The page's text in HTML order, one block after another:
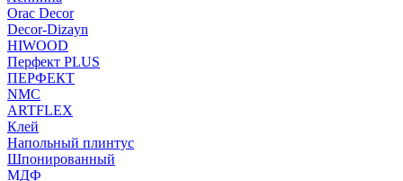
Orac Decor
Decor-Dizayn
HIWOOD
Перфект PLUS
ПЕРФЕКТ
NMC
ARTFLEX
Клей
Напольный плинтус
Шпонированный
МДФ